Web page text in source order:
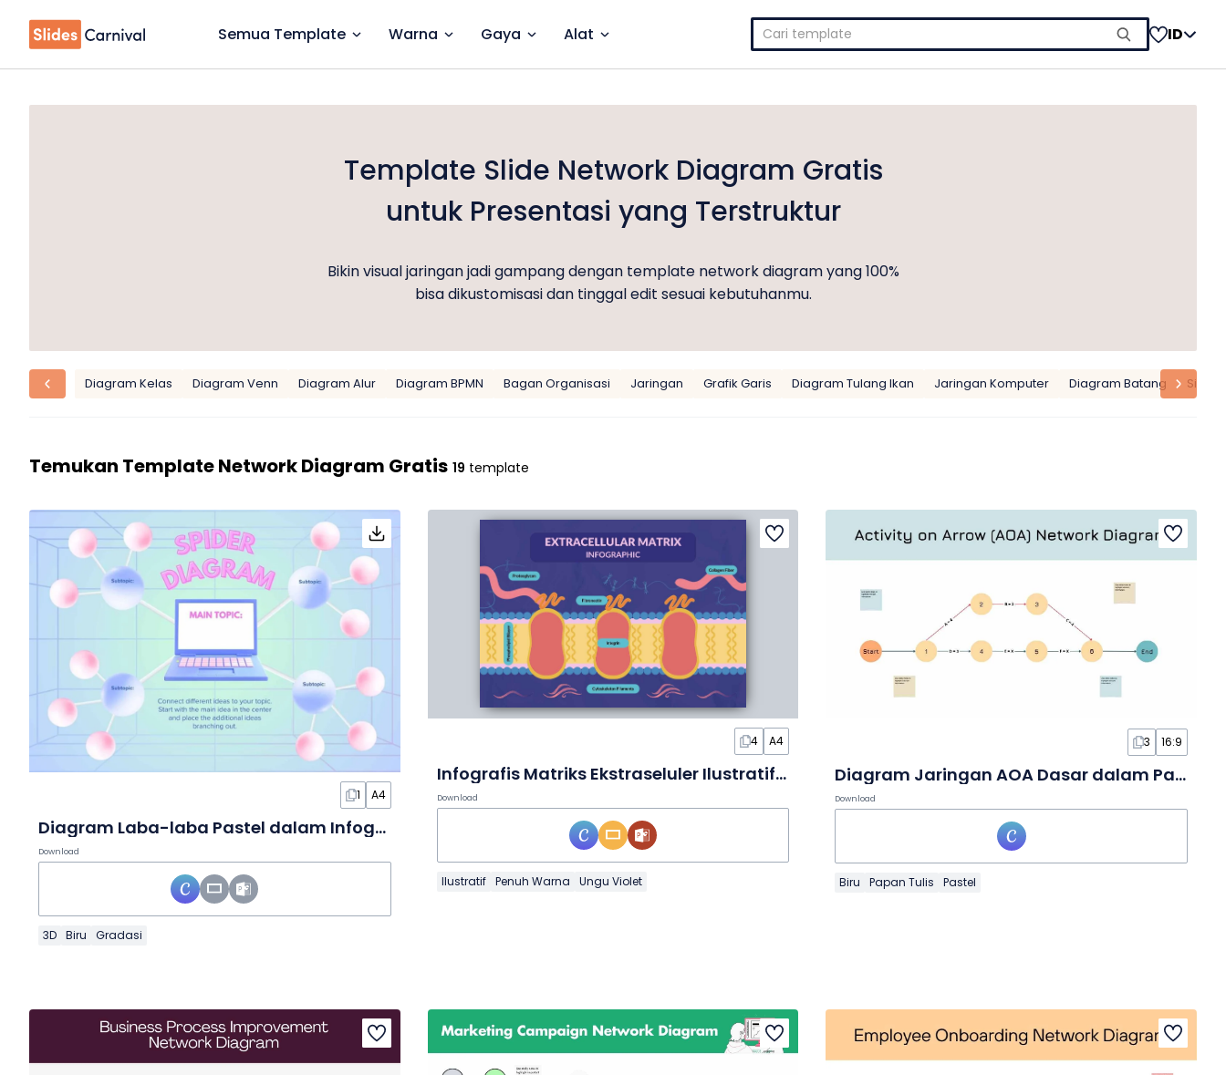
Semua Template Warna Gaya Alat
Cari
untuk:
ID
Template Slide Network Diagram Gratis
untuk Presentasi yang Terstruktur
Bikin visual jaringan jadi gampang dengan template network diagram yang 100%
bisa dikustomisasi dan tinggal edit sesuai kebutuhanmu.
Diagram Kelas Diagram Venn Diagram Alur Diagram BPMN Bagan Organisasi Jaringan Grafik Garis Diagram Tulang Ikan Jaringan Komputer Diagram Batang Sirkuit
Temukan Template Network Diagram Gratis 19 template
1 A4
Diagram Laba-laba Pastel dalam Infografis
Download
3D Biru Gradasi
4 A4
Infografis Matriks Ekstraseluler Ilustratif dalam Slide
Download
Ilustratif Penuh Warna Ungu Violet
3 16:9
Diagram Jaringan AOA Dasar dalam Papan Tulis
Download
Biru Papan Tulis Pastel